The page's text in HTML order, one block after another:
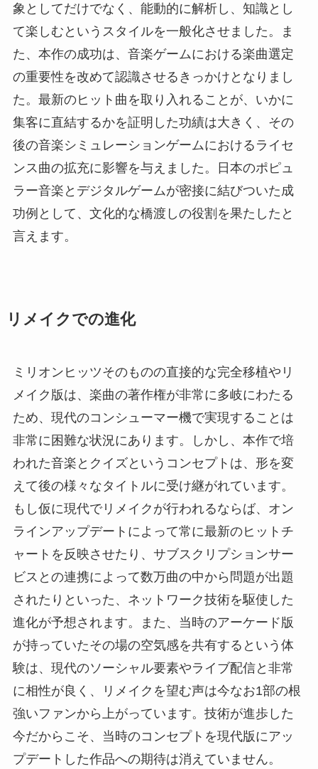
象としてだけでなく、能動的に解析し、知識とし
て楽しむというスタイルを一般化させました。ま
た、本作の成功は、音楽ゲームにおける楽曲選定
の重要性を改めて認識させるきっかけとなりまし
た。最新のヒット曲を取り入れることが、いかに
集客に直結するかを証明した功績は大きく、その
後の音楽シミュレーションゲームにおけるライセ
ンス曲の拡充に影響を与えました。日本のポピュ
ラー音楽とデジタルゲームが密接に結びついた成
功例として、文化的な橋渡しの役割を果たしたと
言えます。
リメイクでの進化
ミリオンヒッツそのものの直接的な完全移植やリ
メイク版は、楽曲の著作権が非常に多岐にわたる
ため、現代のコンシューマー機で実現することは
非常に困難な状況にあります。しかし、本作で培
われた音楽とクイズというコンセプトは、形を変
えて後の様々なタイトルに受け継がれています。
もし仮に現代でリメイクが行われるならば、オン
ラインアップデートによって常に最新のヒットチ
ャートを反映させたり、サブスクリプションサー
ビスとの連携によって数万曲の中から問題が出題
されたりといった、ネットワーク技術を駆使した
進化が予想されます。また、当時のアーケード版
が持っていたその場の空気感を共有するという体
験は、現代のソーシャル要素やライブ配信と非常
に相性が良く、リメイクを望む声は今なお1部の根
強いファンから上がっています。技術が進歩した
今だからこそ、当時のコンセプトを現代版にアッ
プデートした作品への期待は消えていません。